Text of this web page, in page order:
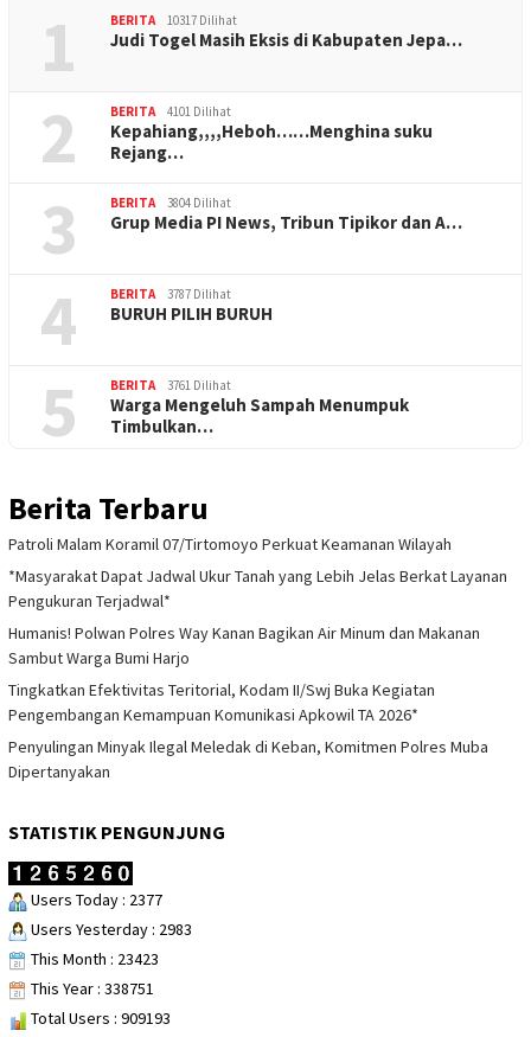
1 BERITA 10317 Dilihat
Judi Togel Masih Eksis di Kabupaten Jepa…
2 BERITA 4101 Dilihat
Kepahiang,,,,Heboh……Menghina suku
Rejang…
3 BERITA 3804 Dilihat
Grup Media PI News, Tribun Tipikor dan A…
4 BERITA 3787 Dilihat
BURUH PILIH BURUH
5 BERITA 3761 Dilihat
Warga Mengeluh Sampah Menumpuk
Timbulkan…
Berita Terbaru
Patroli Malam Koramil 07/Tirtomoyo Perkuat Keamanan Wilayah
*Masyarakat Dapat Jadwal Ukur Tanah yang Lebih Jelas Berkat Layanan
Pengukuran Terjadwal*
Humanis! Polwan Polres Way Kanan Bagikan Air Minum dan Makanan
Sambut Warga Bumi Harjo
Tingkatkan Efektivitas Teritorial, Kodam II/Swj Buka Kegiatan
Pengembangan Kemampuan Komunikasi Apkowil TA 2026*
Penyulingan Minyak Ilegal Meledak di Keban, Komitmen Polres Muba
Dipertanyakan
STATISTIK PENGUNJUNG
Users Today : 2377
Users Yesterday : 2983
This Month : 23423
This Year : 338751
Total Users : 909193